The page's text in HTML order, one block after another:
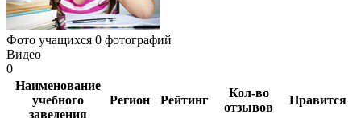
Фото учащихся 0 фотографий
Видео
0
Наименование
учебного
заведения
Регион Рейтинг
Кол-во
отзывов
Нравится